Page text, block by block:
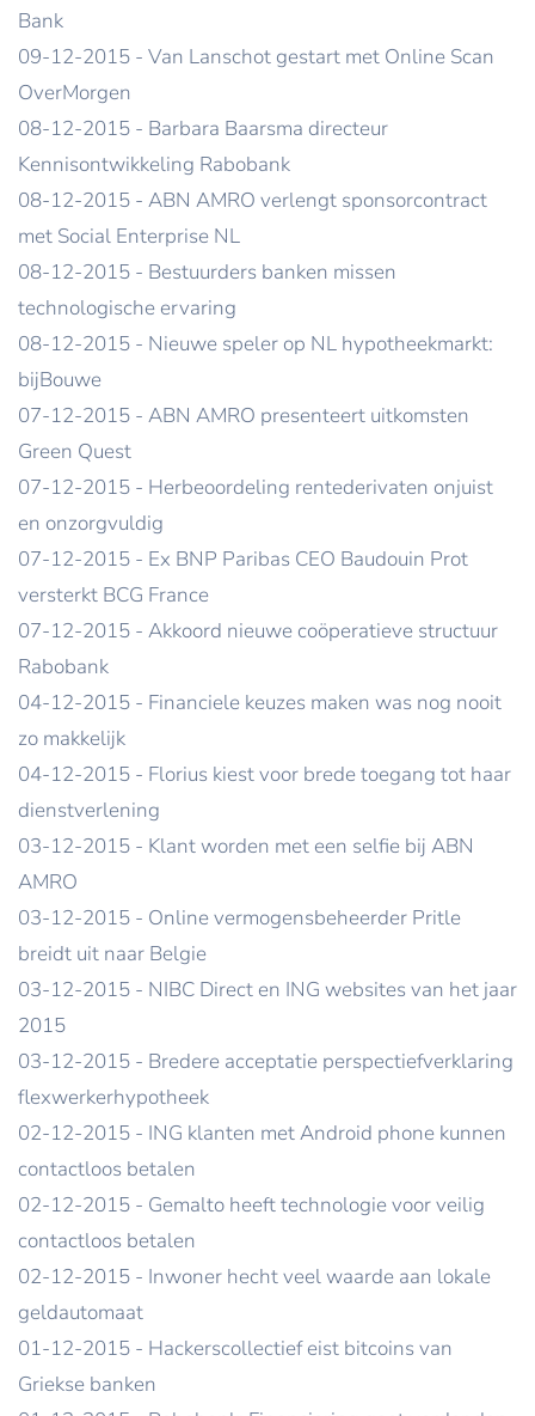
Bank
09-12-2015 - Van Lanschot gestart met Online Scan
OverMorgen
08-12-2015 - Barbara Baarsma directeur
Kennisontwikkeling Rabobank
08-12-2015 - ABN AMRO verlengt sponsorcontract
met Social Enterprise NL
08-12-2015 - Bestuurders banken missen
technologische ervaring
08-12-2015 - Nieuwe speler op NL hypotheekmarkt:
bijBouwe
07-12-2015 - ABN AMRO presenteert uitkomsten
Green Quest
07-12-2015 - Herbeoordeling rentederivaten onjuist
en onzorgvuldig
07-12-2015 - Ex BNP Paribas CEO Baudouin Prot
versterkt BCG France
07-12-2015 - Akkoord nieuwe coöperatieve structuur
Rabobank
04-12-2015 - Financiele keuzes maken was nog nooit
zo makkelijk
04-12-2015 - Florius kiest voor brede toegang tot haar
dienstverlening
03-12-2015 - Klant worden met een selfie bij ABN
AMRO
03-12-2015 - Online vermogensbeheerder Pritle
breidt uit naar Belgie
03-12-2015 - NIBC Direct en ING websites van het jaar
2015
03-12-2015 - Bredere acceptatie perspectiefverklaring
flexwerkerhypotheek
02-12-2015 - ING klanten met Android phone kunnen
contactloos betalen
02-12-2015 - Gemalto heeft technologie voor veilig
contactloos betalen
02-12-2015 - Inwoner hecht veel waarde aan lokale
geldautomaat
01-12-2015 - Hackerscollectief eist bitcoins van
Griekse banken